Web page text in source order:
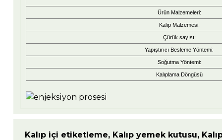
Ürün Malzemeleri:
Kalıp Malzemesi:
Çürük sayısı:
Yapıştırıcı Besleme Yöntemi:
Soğutma Yöntemi:
Kalıplama Döngüsü
Kalıp içi etiketleme, Kalıp yemek kutusu,